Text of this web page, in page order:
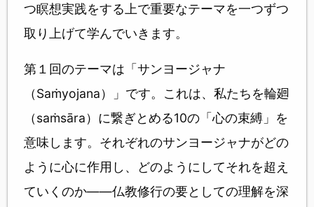
つ瞑想実践をする上で重要なテーマを一つずつ
取り上げて学んでいきます。
第１回のテーマは「サンヨージャナ
（Saṁyojana）」です。これは、私たちを輪廻
（saṁsāra）に繋ぎとめる10の「心の束縛」を
意味します。それぞれのサンヨージャナがどの
ように心に作用し、どのようにしてそれを超え
ていくのか――仏教修行の要としての理解を深